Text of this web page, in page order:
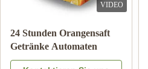
VIDEO
24 Stunden Orangensaft
Getränke Automaten